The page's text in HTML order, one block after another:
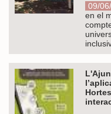
09/
en el